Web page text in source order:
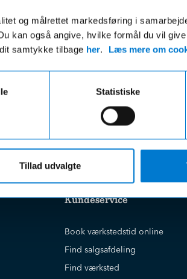
og målrettet markedsføring i
kan også angive, hvilke formål du vil
samtykke tilbage her. Læs mere om
Statistiske
Tillad udvalgte
vores
ordre
Hurtig levering
hverdage
Kundeservice
Book værkstedstid online
Find salgsafdeling
Find værksted